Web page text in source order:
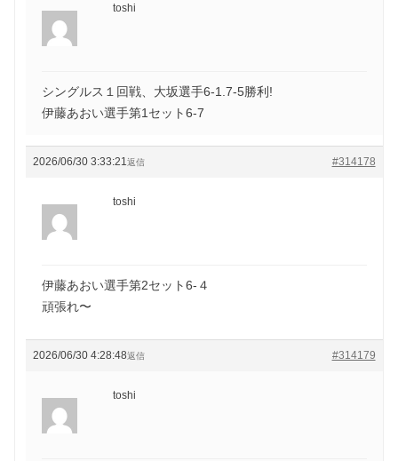
toshi
シングルス１回戦、大坂選手6-1.7-5勝利!
伊藤あおい選手第1セット6-7
2026/06/30 3:33:21 #314178
返信
toshi
伊藤あおい選手第2セット6-４
頑張れ〜
2026/06/30 4:28:48 #314179
返信
toshi